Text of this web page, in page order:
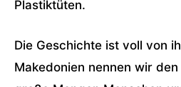
Plastiktüten.
Die Geschichte ist voll von
Makedonien nennen wir den